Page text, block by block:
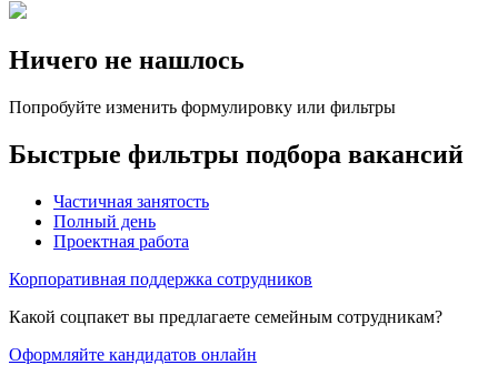
Ничего не нашлось
Попробуйте изменить формулировку или фильтры
Быстрые фильтры подбора вакансий
Частичная занятость
Полный день
Проектная работа
Корпоративная поддержка сотрудников
Какой соцпакет вы предлагаете семейным сотрудникам?
Оформляйте кандидатов онлайн